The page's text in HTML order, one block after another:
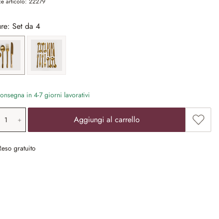
Set da 4
Set da 4 Set da 16
in 4-7 giorni lavorativi
prodotto: inserisci il valore
Aggiungi al carrello
gratuito